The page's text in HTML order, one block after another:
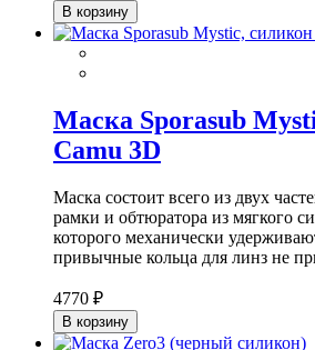
В корзину
Маска Sporasub
Camu 3D
Маска состоит всего из двух
рамки и обтюратора из мягкого
которого механически
привычные кольца для линз не
4770 ₽
В корзину